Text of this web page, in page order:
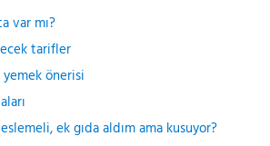
var mı?
tarifler
önerisi
ek gıda aldım ama kusuyor?